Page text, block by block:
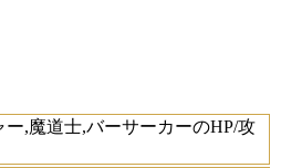
ー,魔道士,バーサーカーのHP/攻